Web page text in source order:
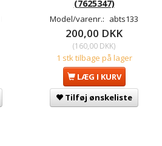
(7625347)
Model/varenr.: abts133
200,00 DKK
(160,00 DKK)
1 stk tilbage på lager
LÆG I KURV
Tilføj ønskeliste